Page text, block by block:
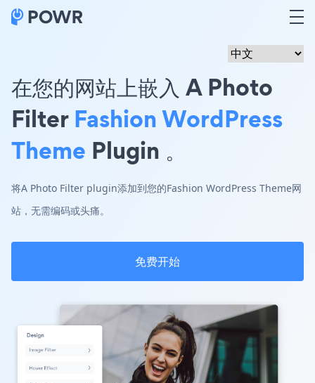
在您的网站上嵌入 A Photo
FilterFashion WordPress
Theme Plugin 。
将A Photo Filter plugin添加到您的Fashion WordPress Theme网
站，无需编码或头痛。
免费开始